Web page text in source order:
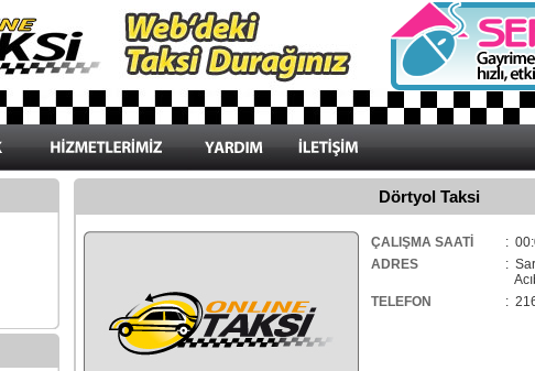
Dörtyol Taksi
ÇALIŞMA SAATİ
:
ADRES
:
TELEFON
: